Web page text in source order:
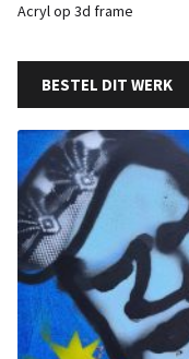
Acryl op 3d frame
BESTEL DIT WERK